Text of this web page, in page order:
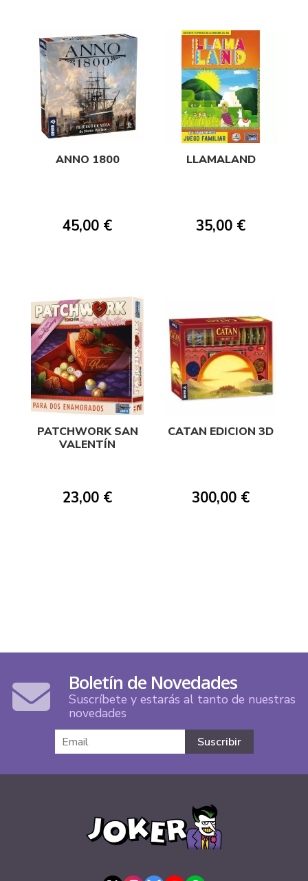
ANNO 1800
45,00 €
LLAMALAND
35,00 €
PATCHWORK SAN
VALENTÍN
23,00 €
CATAN EDICION 3D
300,00 €
Boletín de Novedades
Suscríbete y estarás al tanto de nuestras
novedades